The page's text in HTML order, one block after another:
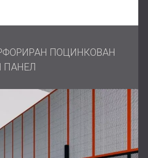
инженерните решения и
между експлоатационна надеждност
особено в градска среда,
и търговски функции съществуват
за професионален контрол на
ПОЦИНКОВАН
ПАНЕЛ